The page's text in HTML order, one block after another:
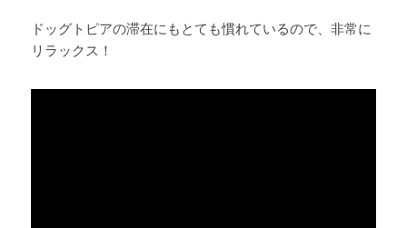
ドッグトピアの滞在にもとても慣れているので、非常に
リラックス！